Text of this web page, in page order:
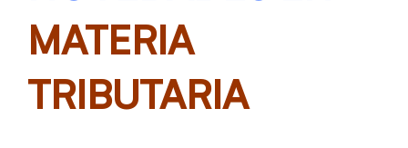
MATERIA
TRIBUTARIA